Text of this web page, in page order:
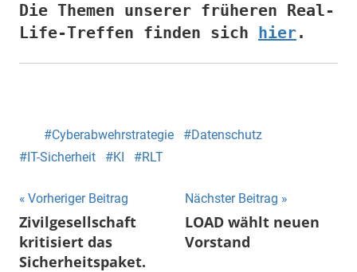
Die Themen unserer früheren Real-
Life-Treffen finden sich hier.
Cyberabwehrstrategie
Datenschutz
IT-Sicherheit
KI RLT
Beitragsnavigation
Vorheriger Beitrag
Zivilgesellschaft
kritisiert das
Sicherheitspaket.
Nächster Beitrag
LOAD wählt neuen
Vorstand